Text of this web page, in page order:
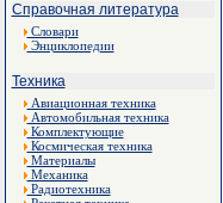
Справочная литература
Словари
Энциклопедии
Техника
Авиационная техника
Автомобильная техника
Комплектующие
Космическая техника
Материалы
Механика
Радиотехника